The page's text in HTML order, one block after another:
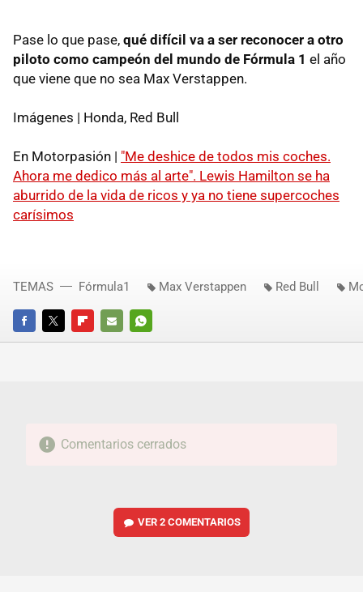
Pase lo que pase, qué difícil va a ser reconocer a otro
piloto como campeón del mundo de Fórmula 1 el año
que viene que no sea Max Verstappen.
Imágenes | Honda, Red Bull
En Motorpasión | "Me deshice de todos mis coches.
Ahora me dedico más al arte". Lewis Hamilton se ha
aburrido de la vida de ricos y ya no tiene supercoches
carísimos
FACEBOOKTWITTERFLIPBOARD
E-
WHATSAPP
TEMAS Fórmula1 Max Verstappen Red Bull
Comentarios cerrados
VER2 COMENTARIOS